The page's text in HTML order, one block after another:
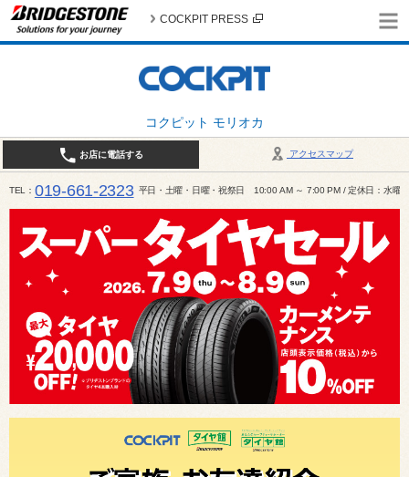
コクピット モリオカ
COCKPIT PRESS
アクセスマップ
お店に電話する
TEL 019-661-2323 平日・土曜・日曜・祝祭日 10:00 AM ～ 7:00 PM / 定休日：水曜